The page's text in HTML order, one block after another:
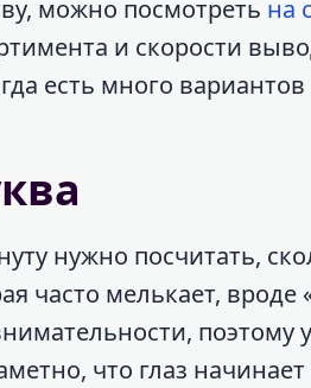
можно посмотреть на
и скорости
есть много
нужно посчитать,
часто мелькает, вроде
поэтому
что глаз начинает